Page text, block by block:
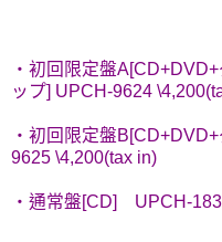
・初回限定盤
ップ] UPCH-9624
・初回限定盤
9625 \4,200(tax in)
・通常盤[CD] UPCH-